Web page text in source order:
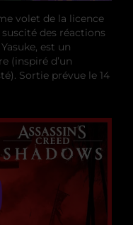
volet de la licence
suscité des réactions
est un
(inspiré d’un
Sortie prévue le 14